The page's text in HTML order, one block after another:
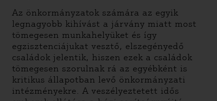
Az önkormányzatok számára az egyik
legnagyobb kihívást a járvány miatt most
tömegesen munkahelyüket és így
egzisztenciájukat vesztő, elszegényedő
családok jelentik, hiszen ezek a családok
tömegesen szorulnak rá az egyébként is
kritikus állapotban levő önkormányzati
intézményekre. A veszélyeztetett idős